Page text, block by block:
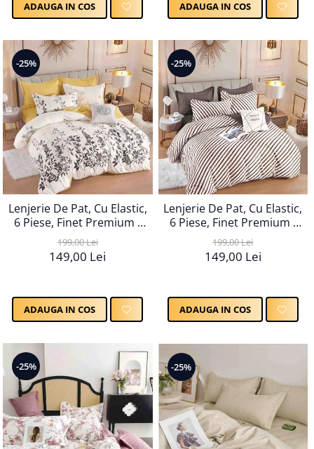
ADAUGA IN COS ADAUGA IN COS
-25%
Lenjerie De Pat, Cu Elastic,
6 Piese, Finet Premium -
LPBF6PE112
199,00 Lei
149,00 Lei
ADAUGA IN COS
-25%
Lenjerie De Pat, Cu Elastic,
6 Piese, Finet Premium -
LPBF6PE113
199,00 Lei
149,00 Lei
ADAUGA IN COS
-25% -25%